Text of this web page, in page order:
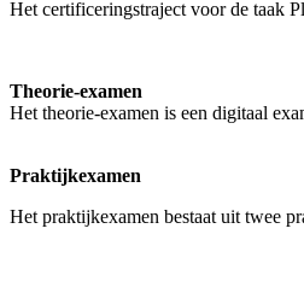
Het certificeringstraject voor de taak
Theorie-examen
Het theorie-examen is een digitaal
Praktijkexamen
Het praktijkexamen bestaat uit twee